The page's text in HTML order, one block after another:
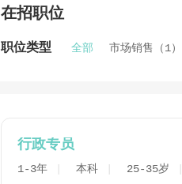
在招职位
职位类型 全部 市场销售（1）
行政专员
1-3年 本科 25-35岁